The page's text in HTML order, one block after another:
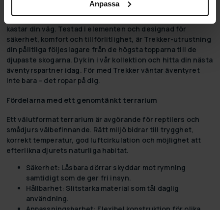
Anpassa
utomhusaktiviteter är skapad för utforskaren i oss alla,
vilket säkerställer att du är rustad för vad än vildmarken
kastar din väg. Testad i elementen och designad för
säkerhet, komfort och tillförlitlighet, är Trekker-utrustning
din pålitliga följeslagare från de högsta topparna till de
djupaste skogarna. Dyk in i vår kollektion och hitta din nästa
äventyrspartner idag. För med Trekker väntar äventyret
inte bara – det ropar på dig.
Fördelarna med ett genomtänkt terrarium
Ett välutformat terrarium är avgörande för reptilers och
smådjurs välbefinnande. Rätt miljö bidrar till trygghet,
korrekt temperatur, god luftcirkulation och möjlighet att
efterlikna djurets naturliga habitat.
Säkerhet: Låsbara dörrar skyddar mot rymning
samtidigt som de ger fri insyn.
Hållbarhet: Slitstarka material som tål daglig
användning.